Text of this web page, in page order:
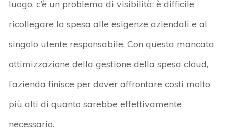
luogo, c’è un problema di visibilità: è difficile
ricollegare la spesa alle esigenze aziendali e al
singolo utente responsabile. Con questa mancata
ottimizzazione della gestione della spesa cloud,
l’azienda finisce per dover affrontare costi molto
più alti di quanto sarebbe effettivamente
necessario.